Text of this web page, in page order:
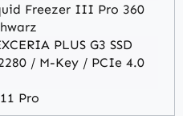
Freezer III Pro 360
PLUS G3 SSD
/ M-Key / PCIe 4.0
Pro